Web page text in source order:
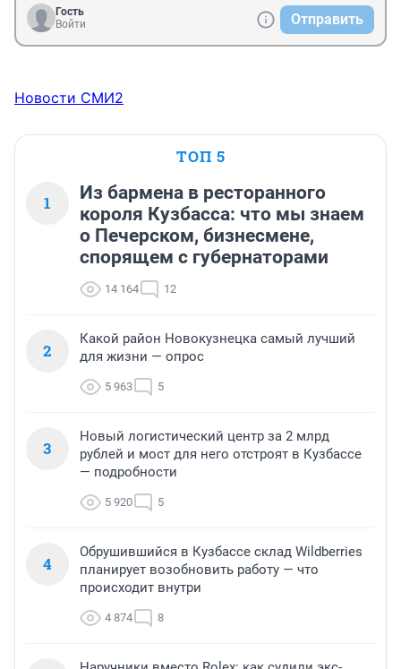
Гость
Войти
Отправить
Новости СМИ2
ТОП 5
1
Из бармена в ресторанного
короля Кузбасса: что мы знаем
о Печерском, бизнесмене,
спорящем с губернаторами
14 164 12
2
Какой район Новокузнецка самый лучший
для жизни — опрос
5 963 5
3
Новый логистический центр за 2 млрд
рублей и мост для него отстроят в Кузбассе
— подробности
5 920 5
4
Обрушившийся в Кузбассе склад Wildberries
планирует возобновить работу — что
происходит внутри
4 874 8